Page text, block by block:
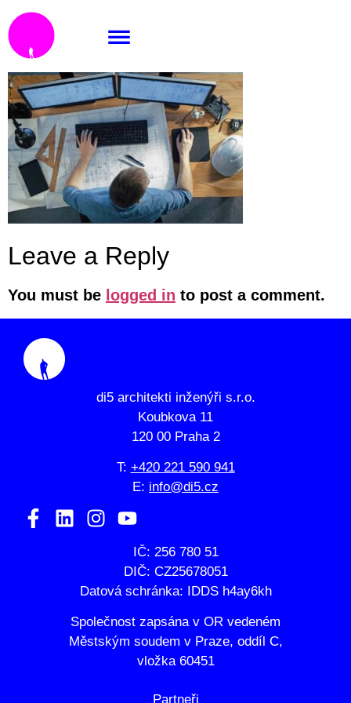
Ilustracni-obrazek2
Leave a Reply
You must be logged in to post a comment.
di5 architekti inženýři s.r.o.
Koubkova 11
120 00 Praha 2
T: +420 221 590 941
E: info@di5.cz
IČ: 256 780 51
DIČ: CZ25678051
Datová schránka: IDDS h4ay6kh
Společnost zapsána v OR vedeném
Městským soudem v Praze, oddíl C,
vložka 60451
Partneři